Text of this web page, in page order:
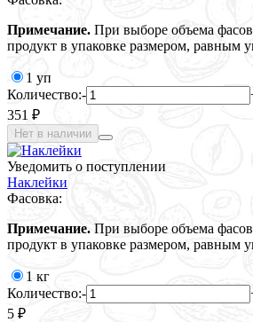
Примечание. При выборе объема
продукт в упаковке размером, равным
1 уп
Количество:-
351 ₽
Нет в наличии
Уведомить о поступлении
Наклейки
Фасовка:
Примечание. При выборе объема
продукт в упаковке размером, равным
1 кг
Количество:-
5 ₽